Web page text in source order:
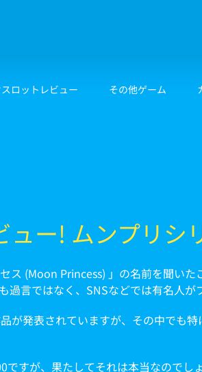
ロットレビュー その他ゲーム
ー! ムンプリシ
(Moon Princess) 」の名前を聞いた
言ではなく、SNSなどでは有名人が
が発表されていますが、その中でも
すが、果たしてそれは本当なのでし